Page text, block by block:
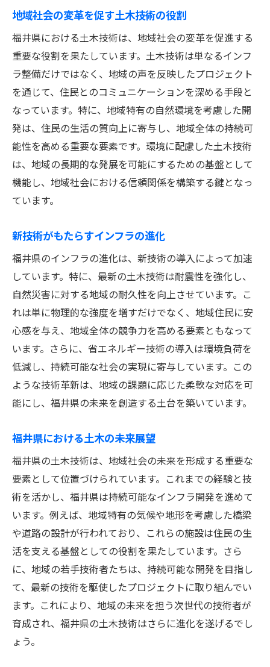
地域ニーズを反映した土木計画
コミュニティとの連携による土木の変革
住民の声を生かす新しい土木の形
地域特性を活かしたインフラ開発
持続可能な社会実現に向けた共創
持続可能な地域づくりにおける土木の役割
環境に優しい土木プロセスの導入
地域と共に歩む持続可能な開発
土木を通じたエコシステムの保全
循環型社会を支える土木技術
福井県の自然環境と調和する土木プロジェクト
地域の自然資源を活かした開発
環境保護と土木の両立を目指す
自然と共生するインフラ設計
生態系に配慮した土木技術
風景と調和する土木デザイン
福井の自然を守るプロジェクト事例
地域との対話から生まれる土木のイノベーショ
対話を基盤とした土木計画の立案
地域コミュニケーションがもたらす技術革
新
住民の意見を取り入れた設計
地域文化を反映した土木プロジェクト
共創を実現するための対話の重要性
イノベーションが地域に与える影響
福井の未来を支える土木と住民の協力関係
土木計画における住民協力の実践
地域社会と土木のパートナーシップ
地域社会の変革を促す土木技術の役割
福井県における土木技術は、地域社会の変革を促進する
重要な役割を果たしています。土木技術は単なるインフ
ラ整備だけではなく、地域の声を反映したプロジェクト
を通じて、住民とのコミュニケーションを深める手段と
なっています。特に、地域特有の自然環境を考慮した開
発は、住民の生活の質向上に寄与し、地域全体の持続可
能性を高める重要な要素です。環境に配慮した土木技術
は、地域の長期的な発展を可能にするための基盤として
機能し、地域社会における信頼関係を構築する鍵となっ
ています。
新技術がもたらすインフラの進化
福井県のインフラの進化は、新技術の導入によって加速
しています。特に、最新の土木技術は耐震性を強化し、
自然災害に対する地域の耐久性を向上させています。こ
れは単に物理的な強度を増すだけでなく、地域住民に安
心感を与え、地域全体の競争力を高める要素ともなって
います。さらに、省エネルギー技術の導入は環境負荷を
低減し、持続可能な社会の実現に寄与しています。この
ような技術革新は、地域の課題に応じた柔軟な対応を可
能にし、福井県の未来を創造する土台を築いています。
福井県における土木の未来展望
福井県の土木技術は、地域社会の未来を形成する重要な
要素として位置づけられています。これまでの経験と技
術を活かし、福井県は持続可能なインフラ開発を進めて
います。例えば、地域特有の気候や地形を考慮した橋梁
や道路の設計が行われており、これらの施設は住民の生
活を支える基盤としての役割を果たしています。さら
に、地域の若手技術者たちは、持続可能な開発を目指し
て、最新の技術を駆使したプロジェクトに取り組んでい
ます。これにより、地域の未来を担う次世代の技術者が
育成され、福井県の土木技術はさらに進化を遂げるでし
ょう。